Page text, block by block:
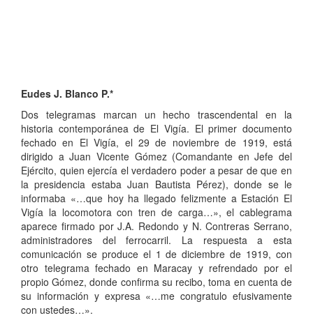
Eudes J. Blanco P.*
Dos telegramas marcan un hecho trascendental en la
historia contemporánea de El Vigía. El primer documento
fechado en El Vigía, el 29 de noviembre de 1919, está
dirigido a Juan Vicente Gómez (Comandante en Jefe del
Ejército, quien ejercía el verdadero poder a pesar de que en
la presidencia estaba Juan Bautista Pérez), donde se le
informaba «…que hoy ha llegado felizmente a Estación El
Vigía la locomotora con tren de carga…», el cablegrama
aparece firmado por J.A. Redondo y N. Contreras Serrano,
administradores del ferrocarril. La respuesta a esta
comunicación se produce el 1 de diciembre de 1919, con
otro telegrama fechado en Maracay y refrendado por el
propio Gómez, donde confirma su recibo, toma en cuenta de
su información y expresa «…me congratulo efusivamente
con ustedes…».